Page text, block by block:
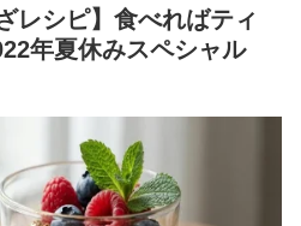
レシピ】食べればティ
年夏休みスペシャル